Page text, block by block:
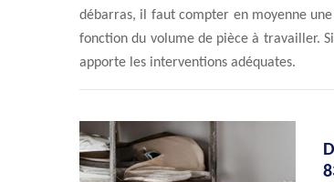
débarras, il faut compter en moyenne
fonction du volume de pièce à travailler.
apporte les interventions adéquates.